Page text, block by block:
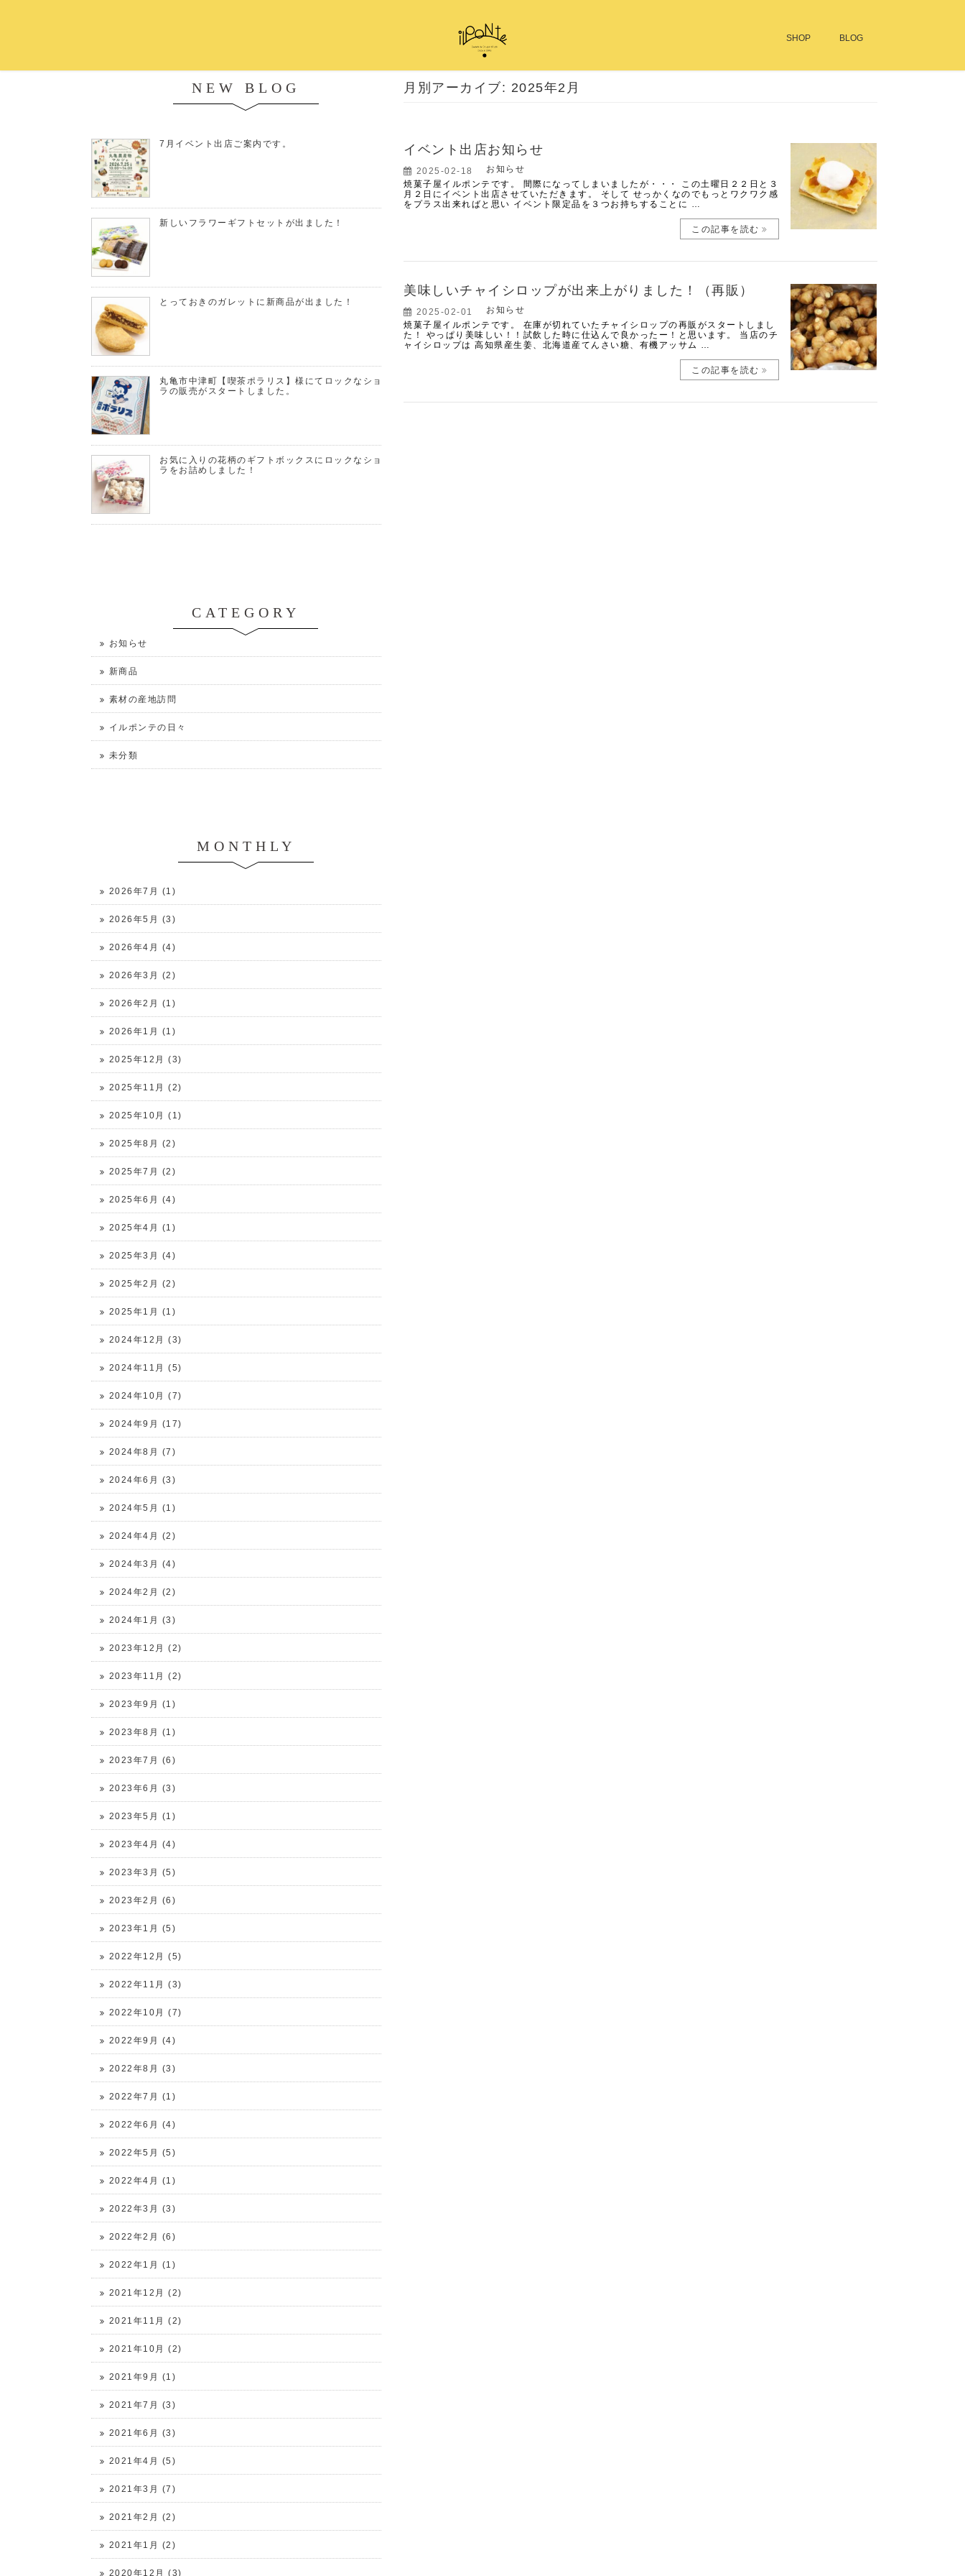
SHOP BLOG
月別アーカイブ: 2025年2月
イベント出店お知らせ
2025-02-18
お知らせ
焼菓子屋イルポンテです。 間際になってしまいましたが・・・ この土曜日２２日と３
月２日にイベント出店させていただきます。 そして せっかくなのでもっとワクワク感
をプラス出来ればと思い イベント限定品を３つお持ちすることに …
この記事を読む
美味しいチャイシロップが出来上がりました！（再販）
2025-02-01
お知らせ
焼菓子屋イルポンテです。 在庫が切れていたチャイシロップの再販がスタートしまし
た！ やっぱり美味しい！！試飲した時に仕込んで良かったー！と思います。 当店のチ
ャイシロップは 高知県産生姜、北海道産てんさい糖、有機アッサム …
この記事を読む
NEW BLOG
7月イベント出店ご案内です。
新しいフラワーギフトセットが出ました！
とっておきのガレットに新商品が出ました！
丸亀市中津町【喫茶ポラリス】様にてロックなショコ
ラの販売がスタートしました。
お気に入りの花柄のギフトボックスにロックなショコ
ラをお詰めしました！
CATEGORY
お知らせ
新商品
素材の産地訪問
イルポンテの日々
未分類
MONTHLY
2026年7月 (1)
2026年5月 (3)
2026年4月 (4)
2026年3月 (2)
2026年2月 (1)
2026年1月 (1)
2025年12月 (3)
2025年11月 (2)
2025年10月 (1)
2025年8月 (2)
2025年7月 (2)
2025年6月 (4)
2025年4月 (1)
2025年3月 (4)
2025年2月 (2)
2025年1月 (1)
2024年12月 (3)
2024年11月 (5)
2024年10月 (7)
2024年9月 (17)
2024年8月 (7)
2024年6月 (3)
2024年5月 (1)
2024年4月 (2)
2024年3月 (4)
2024年2月 (2)
2024年1月 (3)
2023年12月 (2)
2023年11月 (2)
2023年9月 (1)
2023年8月 (1)
2023年7月 (6)
2023年6月 (3)
2023年5月 (1)
2023年4月 (4)
2023年3月 (5)
2023年2月 (6)
2023年1月 (5)
2022年12月 (5)
2022年11月 (3)
2022年10月 (7)
2022年9月 (4)
2022年8月 (3)
2022年7月 (1)
2022年6月 (4)
2022年5月 (5)
2022年4月 (1)
2022年3月 (3)
2022年2月 (6)
2022年1月 (1)
2021年12月 (2)
2021年11月 (2)
2021年10月 (2)
2021年9月 (1)
2021年7月 (3)
2021年6月 (3)
2021年4月 (5)
2021年3月 (7)
2021年2月 (2)
2021年1月 (2)
2020年12月 (3)